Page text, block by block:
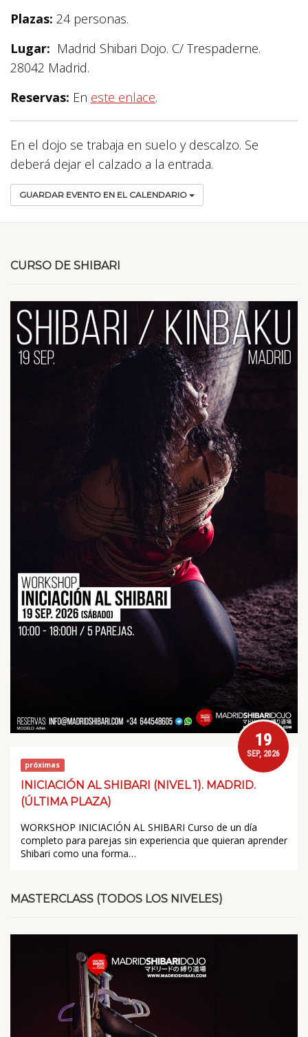
Plazas: 24 personas.
Lugar: Madrid Shibari Dojo. C/ Trespaderne.
28042 Madrid.
Reservas: En este enlace.
En el dojo se trabaja en suelo y descalzo. Se
deberá dejar el calzado a la entrada.
GUARDAR EVENTO EN EL CALENDARIO
CURSO DE SHIBARI
próximas
19
SEP, 2026
INICIACIÓN AL SHIBARI (NIVEL 1). MADRID.
(ÚLTIMA PLAZA)
WORKSHOP INICIACIÓN AL SHIBARI Curso de un día
completo para parejas sin experiencia que quieran aprender
Shibari como una forma…
MASTERCLASS (TODOS LOS NIVELES)